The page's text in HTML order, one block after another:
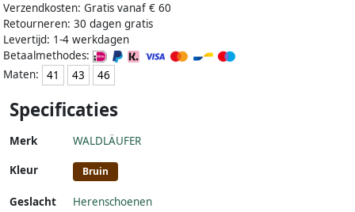
Verzendkosten: Gratis vanaf € 60
Retourneren: 30 dagen gratis
Levertijd: 1-4 werkdagen
Betaalmethodes:
Maten:
41 43 46
Specificaties
Merk WALDLÄUFER
Kleur Bruin
Geslacht
Herenschoenen